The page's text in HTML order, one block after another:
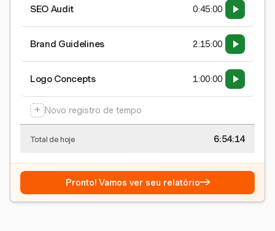
SEO Audit 0:45:00
Brand Guidelines 2:15:00
Logo Concepts 1:00:00
+ Novo registro de tempo
Total de hoje 6:54:15
Pronto! Vamos ver seu relatório→